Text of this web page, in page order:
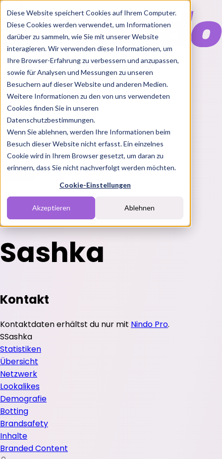
Diese Website speichert Cookies auf Ihrem Computer.
Diese Cookies werden verwendet, um Informationen
darüber zu sammeln, wie Sie mit unserer Website
interagieren. Wir verwenden diese Informationen, um
Ihre Browser-Erfahrung zu verbessern und anzupassen,
sowie für Analysen und Messungen zu unseren
Besuchern auf dieser Website und anderen Medien.
Weitere Informationen zu den von uns verwendeten
Cookies finden Sie in unseren
Datenschutzbestimmungen.
Wenn Sie ablehnen, werden Ihre Informationen beim
Besuch dieser Website nicht erfasst. Ein einzelnes
Cookie wird in Ihrem Browser gesetzt, um daran zu
erinnern, dass Sie nicht nachverfolgt werden möchten.
Cookie-Einstellungen
Akzeptieren Ablehnen
Features
Solutions
BlogChartsRabatt CodesPakete
Login
Sashka
Kontakt
Kontaktdaten erhältst du nur mit Nindo Pro.
SSashka
Statistiken
Übersicht
Netzwerk
Lookalikes
Demografie
Botting
Brandsafety
Inhalte
Branded Content